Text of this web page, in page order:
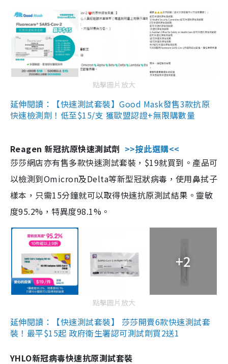
點擊圖片放大
延伸閱讀：【快速測試套裝】Good Mask發售3款抗原
快速檢測劑！低至$15/支 獲歐盟認證+無限購數量
Reagen 新冠抗原快速測試劑 >>按此選購<<
莎莎網店亦有售多款快速測試套裝，$19就買到。產品可
以檢測到Omicron及Delta等新型冠狀病毒，使用鼻拭子
樣本，只需15分鐘就可以取得快速抗原測試結果。靈敏
度95.2%，特異度98.1%。
+2
點擊圖片放大
延伸閱讀：【快速測試套裝】 莎莎開賣6款快速測試套
裝！最平$15起 政府衛生署認可測試劑買2送1
YHLO新冠病毒快速抗原測試套裝